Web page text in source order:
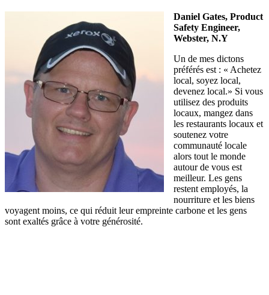
Daniel Gates, Product
Safety Engineer,
Webster, N.Y
Un de mes dictons
préférés est : « Achetez
local, soyez local,
devenez local.» Si vous
utilisez des produits
locaux, mangez dans
les restaurants locaux et
soutenez votre
communauté locale
alors tout le monde
autour de vous est
meilleur. Les gens
restent employés, la
nourriture et les biens
voyagent moins, ce qui réduit leur empreinte carbone et les gens
sont exaltés grâce à votre générosité.